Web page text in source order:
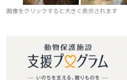
画像をクリックすると大きく表示されます